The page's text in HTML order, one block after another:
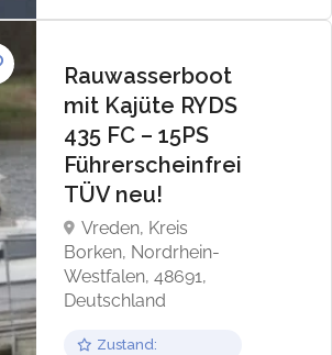
Rauwasserboot
mit Kajüte RYDS
435 FC – 15PS
Führerscheinfrei
TÜV neu!
Vreden, Kreis
Borken, Nordrhein-
Westfalen, 48691,
Deutschland
Zustand